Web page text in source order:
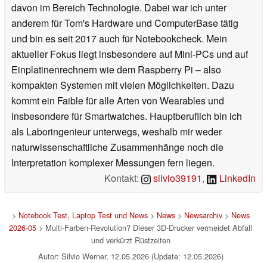
davon im Bereich Technologie. Dabei war ich unter
anderem für Tom's Hardware und ComputerBase tätig
und bin es seit 2017 auch für Notebookcheck. Mein
aktueller Fokus liegt insbesondere auf Mini-PCs und auf
Einplatinenrechnern wie dem Raspberry Pi – also
kompakten Systemen mit vielen Möglichkeiten. Dazu
kommt ein Faible für alle Arten von Wearables und
insbesondere für Smartwatches. Hauptberuflich bin ich
als Laboringenieur unterwegs, weshalb mir weder
naturwissenschaftliche Zusammenhänge noch die
Interpretation komplexer Messungen fern liegen.
Kontakt:
silvio39191, LinkedIn
> Notebook Test, Laptop Test und News> News> Newsarchiv> News
2026-05 > Multi-Farben-Revolution? Dieser 3D-Drucker vermeidet Abfall
und verkürzt Rüstzeiten
Autor: Silvio Werner, 12.05.2026 (Update: 12.05.2026)